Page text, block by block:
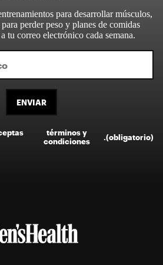
para desarrollar músculos,
perder peso y planes de comidas
tu correo electrónico cada semana.
ENVIAR
términos y
condiciones
(obligatorio)